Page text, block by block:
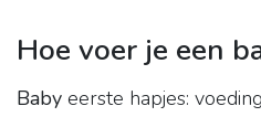
Hoe voer je een
Baby eerste hapjes: voeding